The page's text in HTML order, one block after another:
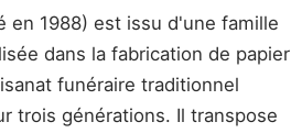
en 1988) est issu d'une famille
dans la fabrication de papier
funéraire traditionnel
trois générations. Il transpose